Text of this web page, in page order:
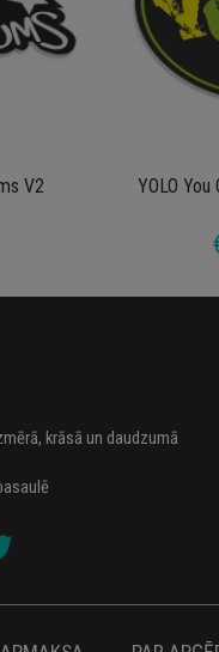
V2 YOLO
krāsā un daudzumā